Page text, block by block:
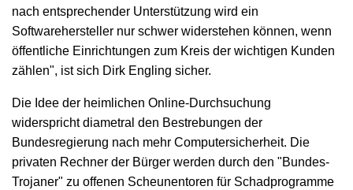
nach entsprechender Unterstützung wird ein
Softwarehersteller nur schwer widerstehen können, wenn
öffentliche Einrichtungen zum Kreis der wichtigen Kunden
zählen", ist sich Dirk Engling sicher.
Die Idee der heimlichen Online-Durchsuchung
widerspricht diametral den Bestrebungen der
Bundesregierung nach mehr Computersicherheit. Die
privaten Rechner der Bürger werden durch den "Bundes-
Trojaner" zu offenen Scheunentoren für Schadprogramme